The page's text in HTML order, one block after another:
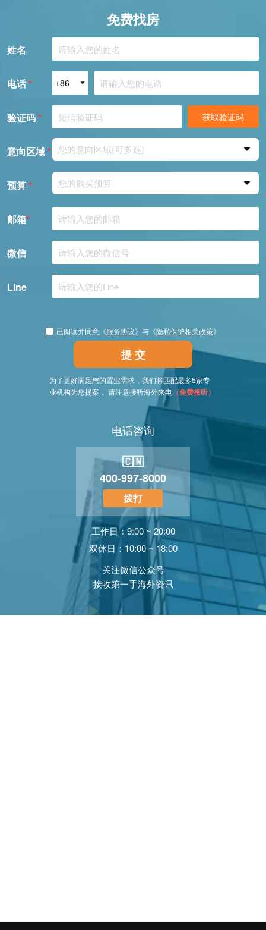
免费找房
姓名
电话*
验证码* 获取验证码
意向区域* 您的意向区域(可多选)
预算* 您的购买预算
邮箱*
微信
Line
已阅读并同意《服务协议》与《隐私保护相关政策》
提 交
为了更好满足您的置业需求，我们将匹配最多5家专
业机构为您提案， 请注意接听海外来电 （免费接听）
电话咨询
🇨🇳
400-997-8000
拨打
工作日：9:00 ~ 20:00
双休日：10:00 ~ 18:00
关注微信公众号
接收第一手海外资讯